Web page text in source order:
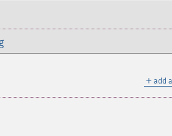
＋ add